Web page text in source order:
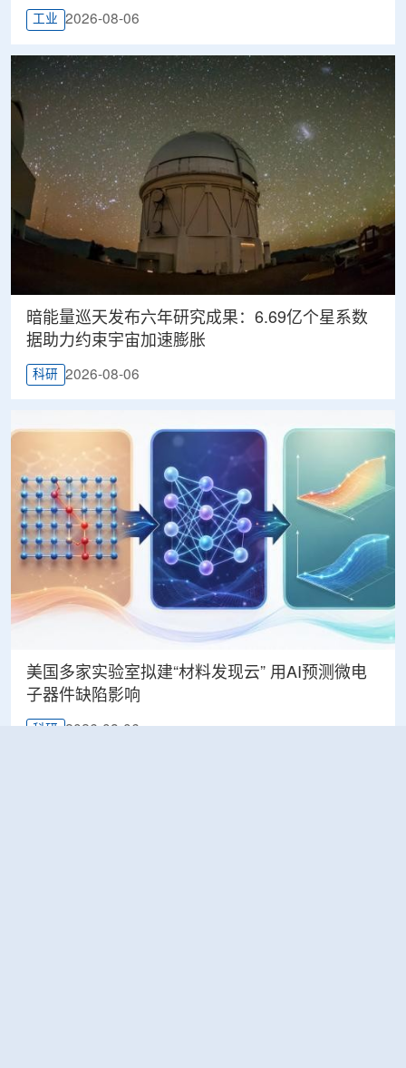
工业 2026-08-06
暗能量巡天发布六年研究成果：6.69亿个星系数
据助力约束宇宙加速膨胀
科研 2026-08-06
美国多家实验室拟建“材料发现云” 用AI预测微电
子器件缺陷影响
科研 2026-08-06